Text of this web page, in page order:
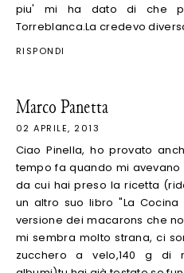
piu' mi ha dato di che
Torreblanca.La credevo
RISPONDI
Marco Panetta
02 APRILE, 2013
Ciao Pinella, ho provato
tempo fa quando mi
da cui hai preso la ricetta
un altro suo libro "La
versione dei macarons che
mi sembra molto strana, ci
zucchero a velo,140 g di